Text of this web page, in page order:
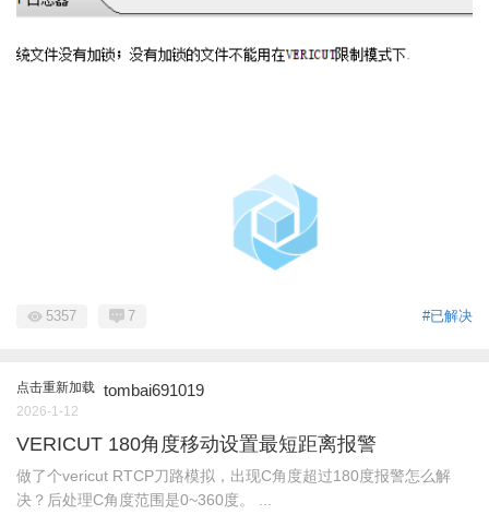
#已解决
5357 7
点击重新加载 tombai691019
2026-1-12
VERICUT 180角度移动设置最短距离报警
做了个vericut RTCP刀路模拟，出现C角度超过180度报警怎么解
决？后处理C角度范围是0~360度。 ...